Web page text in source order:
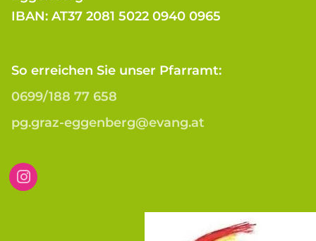
IBAN: AT37 2081 5022 0940 0965
So erreichen Sie unser Pfarramt:
0699/188 77 658
pg.graz-eggenberg@evang.at